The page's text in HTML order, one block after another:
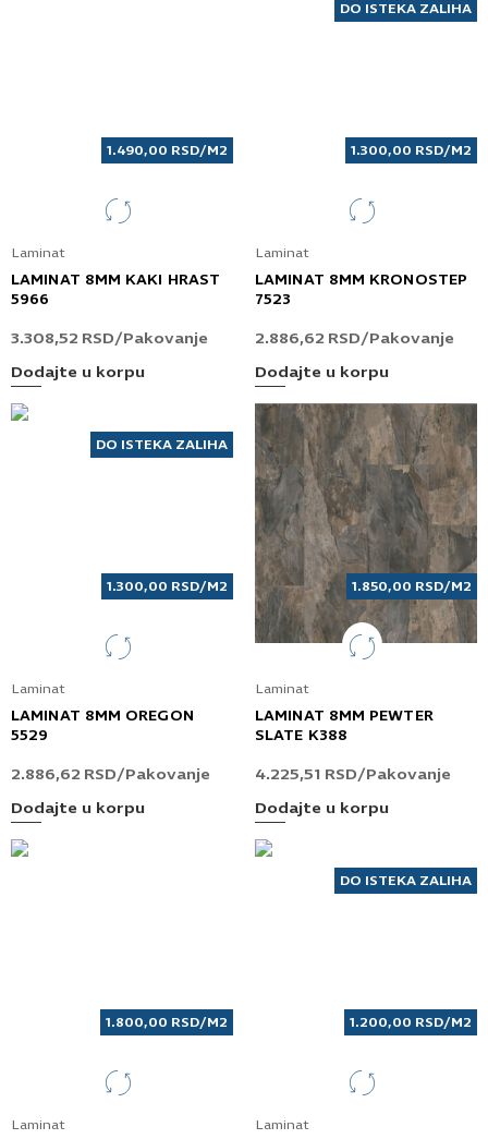
1.490,00 RSD/M2
Laminat
LAMINAT 8MM KAKI HRAST
5966
3.308,52 RSD/Pakovanje
Dodajte u korpu
DO ISTEKA ZALIHA
1.300,00 RSD/M2
Laminat
LAMINAT 8MM KRONOSTEP
7523
2.886,62 RSD/Pakovanje
Dodajte u korpu
DO ISTEKA ZALIHA
1.300,00 RSD/M2
Laminat
LAMINAT 8MM OREGON
5529
2.886,62 RSD/Pakovanje
Dodajte u korpu
1.850,00 RSD/M2
Laminat
LAMINAT 8MM PEWTER
SLATE K388
4.225,51 RSD/Pakovanje
Dodajte u korpu
1.800,00 RSD/M2
Laminat
DO ISTEKA ZALIHA
1.200,00 RSD/M2
Laminat